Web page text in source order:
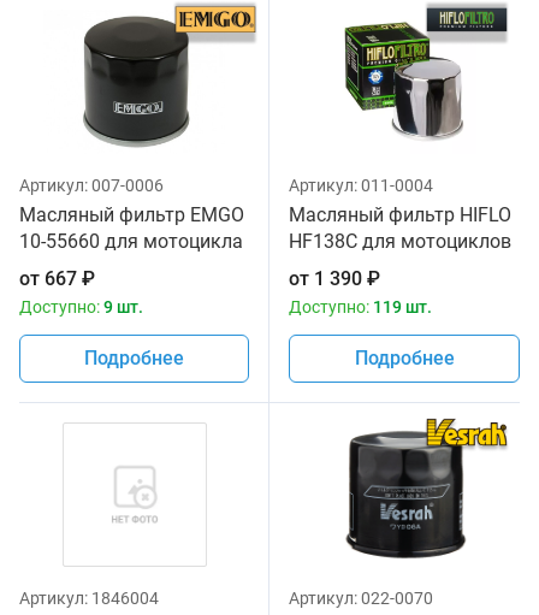
Артикул:007-0006
Масляный фильтр EMGO
10-55660 для мотоцикла
от 667 ₽
Доступно:9 шт.
Подробнее
Артикул:011-0004
Масляный фильтр HIFLO
HF138C для мотоциклов
от 1 390 ₽
Доступно: 119 шт.
Подробнее
Артикул: 1846004 Артикул:022-0070